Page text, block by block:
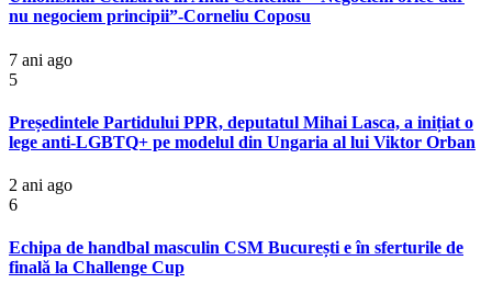
nu negociem principii”-Corneliu Coposu
7 ani ago
5
Președintele Partidului PPR, deputatul Mihai Lasca, a inițiat o
lege anti-LGBTQ+ pe modelul din Ungaria al lui Viktor Orban
2 ani ago
6
Echipa de handbal masculin CSM București e în sferturile de
finală la Challenge Cup